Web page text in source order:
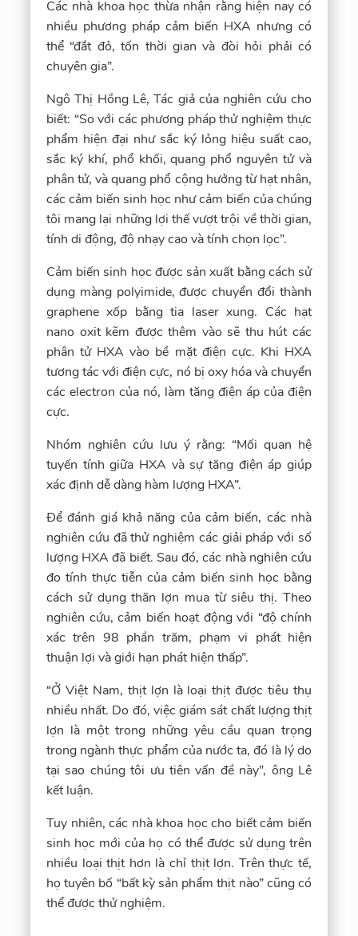
Các nhà khoa học thừa nhận rằng hiện nay có
nhiều phương pháp cảm biến HXA nhưng có
thể “đắt đỏ, tốn thời gian và đòi hỏi phải có
chuyên gia”.
Ngô Thị Hồng Lê, Tác giả của nghiên cứu cho
biết: “So với các phương pháp thử nghiệm thực
phẩm hiện đại như sắc ký lỏng hiệu suất cao,
sắc ký khí, phổ khối, quang phổ nguyên tử và
phân tử, và quang phổ cộng hưởng từ hạt nhân,
các cảm biến sinh học như cảm biến của chúng
tôi mang lại những lợi thế vượt trội về thời gian,
tính di động, độ nhạy cao và tính chọn lọc”.
Cảm biến sinh học được sản xuất bằng cách sử
dụng màng polyimide, được chuyển đổi thành
graphene xốp bằng tia laser xung. Các hạt
nano oxit kẽm được thêm vào sẽ thu hút các
phân tử HXA vào bề mặt điện cực. Khi HXA
tương tác với điện cực, nó bị oxy hóa và chuyển
các electron của nó, làm tăng điện áp của điện
cực.
Nhóm nghiên cứu lưu ý rằng: “Mối quan hệ
tuyến tính giữa HXA và sự tăng điện áp giúp
xác định dễ dàng hàm lượng HXA”.
Để đánh giá khả năng của cảm biến, các nhà
nghiên cứu đã thử nghiệm các giải pháp với số
lượng HXA đã biết. Sau đó, các nhà nghiên cứu
đo tính thực tiễn của cảm biến sinh học bằng
cách sử dụng thăn lợn mua từ siêu thị. Theo
nghiên cứu, cảm biến hoạt động với “độ chính
xác trên 98 phần trăm, phạm vi phát hiện
thuận lợi và giới hạn phát hiện thấp”.
“Ở Việt Nam, thịt lợn là loại thịt được tiêu thụ
nhiều nhất. Do đó, việc giám sát chất lượng thịt
lợn là một trong những yêu cầu quan trọng
trong ngành thực phẩm của nước ta, đó là lý do
tại sao chúng tôi ưu tiên vấn đề này”, ông Lê
kết luận.
Tuy nhiên, các nhà khoa học cho biết cảm biến
sinh học mới của họ có thể được sử dụng trên
nhiều loại thịt hơn là chỉ thịt lợn. Trên thực tế,
họ tuyên bố “bất kỳ sản phẩm thịt nào” cũng có
thể được thử nghiệm.